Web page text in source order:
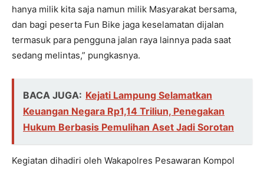
hanya milik kita saja namun milik Masyarakat bersama,
dan bagi peserta Fun Bike jaga keselamatan dijalan
termasuk para pengguna jalan raya lainnya pada saat
sedang melintas,” pungkasnya.
BACA JUGA: Kejati Lampung Selamatkan
Keuangan Negara Rp1,14 Triliun, Penegakan
Hukum Berbasis Pemulihan Aset Jadi Sorotan
Kegiatan dihadiri oleh Wakapolres Pesawaran Kompol